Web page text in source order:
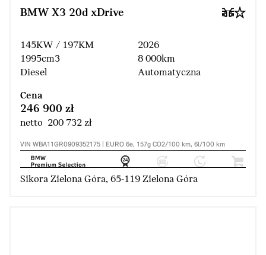
BMW X3 20d xDrive
145KW / 197KM
1995cm3
Diesel
2026
8 000km
Automatyczna
Cena
246 900 zł
netto 200 732 zł
VIN WBA11GR0909352175 | EURO 6e, 157g CO2/100 km, 6l/100 km
Sikora Zielona Góra, 65-119 Zielona Góra